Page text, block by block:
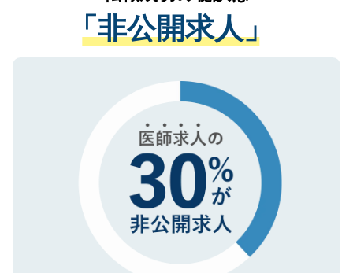
管理基準を満たした事業者のみに付与され
る、プライバシーマークを取得済みです。
で、機密保持に関してもご安心ください。
経験をまじえながら、適切なアドバイスを
させていただきます。すぐにご転職をされ
ない方には、長期的なサポートが可能です
ので、まずはご登録ください。
「非公開求人」